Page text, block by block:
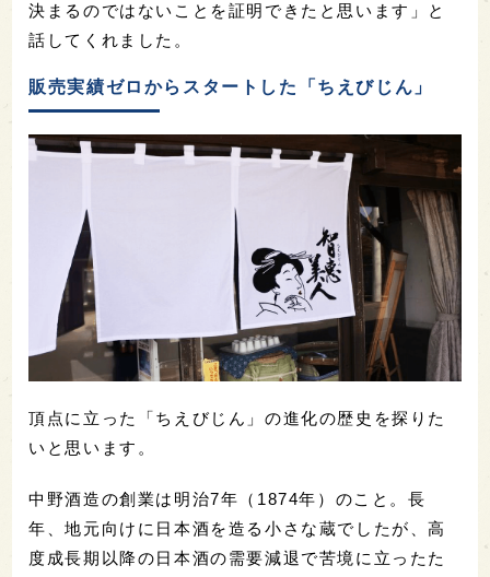
決まるのではないことを証明できたと思います」と
話してくれました。
販売実績ゼロからスタートした「ちえびじん」
頂点に立った「ちえびじん」の進化の歴史を探りた
いと思います。
中野酒造の創業は明治7年（1874年）のこと。長
年、地元向けに日本酒を造る小さな蔵でしたが、高
度成長期以降の日本酒の需要減退で苦境に立ったた